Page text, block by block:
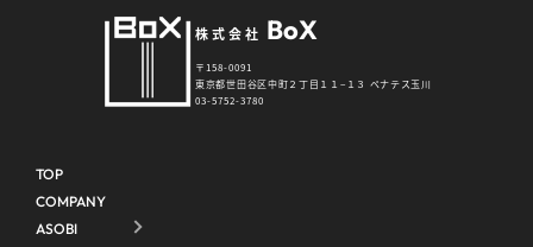
株式会社 BoX
〒158-0091
東京都世田谷区中町２丁目１１−１３ ペナテス玉川
03-5752-3780
TOP
COMPANY
ASOBI